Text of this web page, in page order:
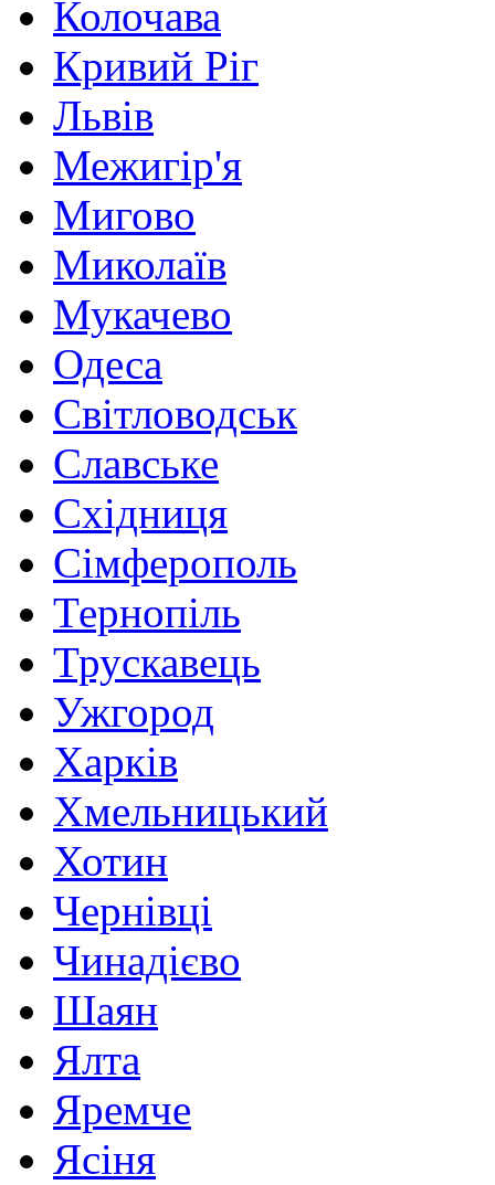
Колочава
Кривий Ріг
Львів
Межигір'я
Мигово
Миколаїв
Мукачево
Одеса
Світловодськ
Славське
Східниця
Сімферополь
Тернопіль
Трускавець
Ужгород
Харків
Хмельницький
Хотин
Чернівці
Чинадієво
Шаян
Ялта
Яремче
Ясіня